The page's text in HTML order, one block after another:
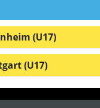
(U17)
(U17)